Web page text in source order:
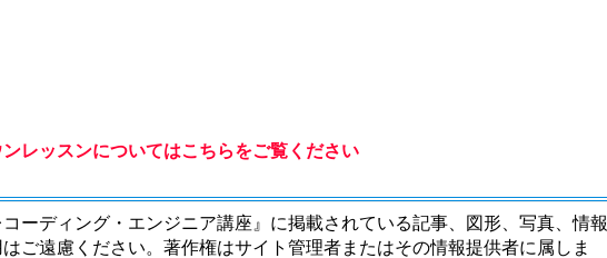
ンレッスンについてはこちらをご覧ください
ーディング・エンジニア講座』に掲載されている記事、図形、写真、情報
ご遠慮ください。著作権はサイト管理者またはその情報提供者に属しま